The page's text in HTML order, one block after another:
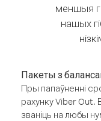
меншыя
нашых
Пакеты з
Пры папаўненні
рахунку Viber
званіць на любы